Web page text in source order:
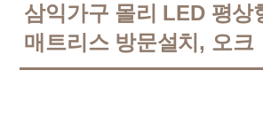
삼익가구 몰리 LED 평상
매트리스 방문설치, 오크